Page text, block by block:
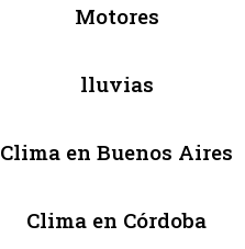
Motores
lluvias
Clima en Buenos Aires
Clima en Córdoba